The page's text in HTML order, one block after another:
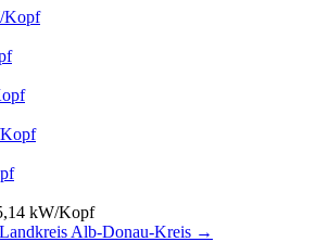
Kopf
kW/Kopf
Alb-Donau-Kreis →